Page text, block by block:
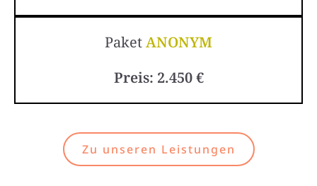
PaketANONYM
Preis: 2.450 €
Zu unseren Leistungen